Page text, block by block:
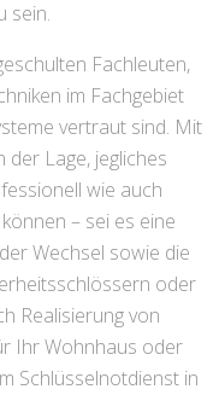
sein.
Fachleuten,
im Fachgebiet
vertraut sind. Mit
der Lage, jegliches
wie auch
– sei es eine
Wechsel sowie die
oder
Realisierung von
Ihr Wohnhaus oder
Schlüsselnotdienst in